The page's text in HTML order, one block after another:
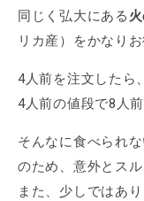
同じく弘大にある
リカ産）をかなり
4人前を注文したら
4人前の値段で8人
そんなに食べられ
のため、意外とス
また、少しではあ